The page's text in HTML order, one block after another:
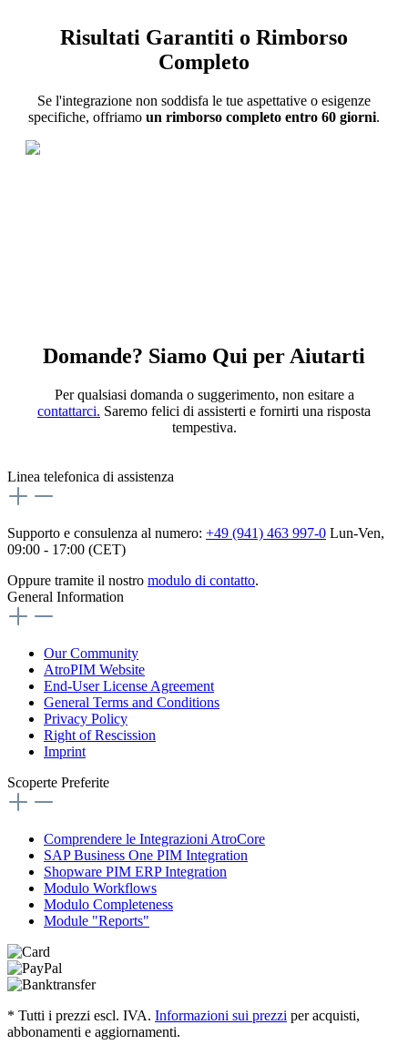
Risultati Garantiti o Rimborso
Completo
Se l'integrazione non soddisfa le tue aspettative o esigenze
specifiche, offriamo un rimborso completo entro 60 giorni.
Domande? Siamo Qui per Aiutarti
Per qualsiasi domanda o suggerimento, non esitare a
contattarci. Saremo felici di assisterti e fornirti una risposta
tempestiva.
Linea telefonica di assistenza
Supporto e consulenza al numero: +49 (941) 463 997-0 Lun-Ven,
09:00 - 17:00 (CET)
Oppure tramite il nostro modulo di contatto.
General Information
Our Community
AtroPIM Website
End-User License Agreement
General Terms and Conditions
Privacy Policy
Right of Rescission
Imprint
Scoperte Preferite
Comprendere le Integrazioni AtroCore
SAP Business One PIM Integration
Shopware PIM ERP Integration
Modulo Workflows
Modulo Completeness
Module "Reports"
* Tutti i prezzi escl. IVA. Informazioni sui prezzi per acquisti,
abbonamenti e aggiornamenti.